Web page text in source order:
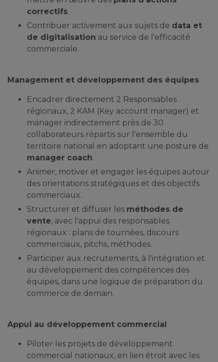
correctifs.
Contribuer activement aux sujets de data et
de digitalisation au service de l'efficacité
commerciale.
Management et développement des équipes
Encadrer directement 2 Responsables
régionaux, 2 KAM (Key account manager) et
manager indirectement près de 30
collaborateurs répartis sur l'ensemble du
territoire national en adoptant une posture de
manager coach.
Animer, motiver et engager les équipes autour
des orientations stratégiques et des objectifs
commerciaux.
Structurer et diffuser les méthodes de
vente, avec l'appui des responsables
régionaux : plans de tournées, discours
commerciaux, pitchs, méthodes.
Participer aux recrutements, à l'intégration et
au développement des compétences des
équipes, dans une logique de préparation du
commerce de demain.
Appui au développement commercial
Piloter les projets de développement
commercial nationaux, en lien étroit avec les